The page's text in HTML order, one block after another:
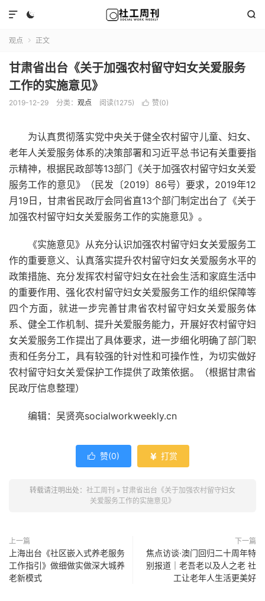
 

观点  正文
甘肃省出台《关于加强农村留守妇女关爱服务
工作的实施意见》
2019-12-29 分类： 观点 阅读(1275)  赞(0)
为认真贯彻落实党中央关于健全农村留守儿童、妇女、
老年人关爱服务体系的决策部署和习近平总书记有关重要指
示精神，根据民政部等13部门《关于加强农村留守妇女关爱
服务工作的意见》（民发〔2019〕86号）要求，2019年12
月19日，甘肃省民政厅会同省直13个部门制定出台了《关于
加强农村留守妇女关爱服务工作的实施意见》。
《实施意见》从充分认识加强农村留守妇女关爱服务工
作的重要意义、认真落实提升农村留守妇女关爱服务水平的
政策措施、充分发挥农村留守妇女在社会生活和家庭生活中
的重要作用、强化农村留守妇女关爱服务工作的组织保障等
四个方面，就进一步完善甘肃省农村留守妇女关爱服务体
系、健全工作机制、提升关爱服务能力，开展好农村留守妇
女关爱服务工作提出了具体要求，进一步细化明确了部门职
责和任务分工，具有较强的针对性和可操作性，为切实做好
农村留守妇女关爱保护工作提供了政策依据。（根据甘肃省
民政厅信息整理）
编辑：吴贤亮socialworkweekly.cn
 赞(0)  打赏
转载请注明出处： 社工周刊 » 甘肃省出台《关于加强农村留守妇女
关爱服务工作的实施意见》
上一篇
上海出台《社区嵌入式养老服务
工作指引》做细做实做深大城养
老新模式
下一篇
焦点访谈·澳门回归二十周年特
别报道｜老吾老以及人之老 社
工让老年人生活更美好